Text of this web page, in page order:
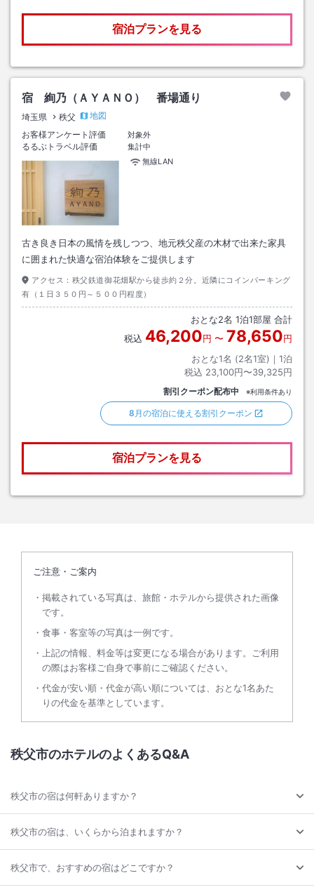
宿泊プランを見る
宿 絢乃（ＡＹＡＮＯ） 番場通り
埼玉県 秩父
地図
お客様アンケート評価
対象外
るるぶトラベル評価
集計中
無線LAN
古き良き日本の風情を残しつつ、地元秩父産の木材で出来た家具
に囲まれた快適な宿泊体験をご提供します
アクセス： 秩父鉄道御花畑駅から徒歩約２分。近隣にコインパーキング
有（１日３５０円～５００円程度）
おとな2名 1泊1部屋 合計
税込 46,200円 〜 78,650円
おとな1名 (2名1室)｜ 1泊
税込 23,100円〜39,325円
割引クーポン配布中 ※利用条件あり
8月の宿泊に使える割引クーポン
宿泊プランを見る
ご注意・ご案内
掲載されている写真は、旅館・ホテルから提供された画像
です。
食事・客室等の写真は一例です。
上記の情報、料金等は変更になる場合があります。ご利用
の際はお客様ご自身で事前にご確認ください。
代金が安い順・代金が高い順については、おとな1名あた
りの代金を基準としています。
秩父市のホテルのよくあるQ&A
秩父市の宿は何軒ありますか？
秩父市の宿は、いくらから泊まれますか？
秩父市で、おすすめの宿はどこですか？